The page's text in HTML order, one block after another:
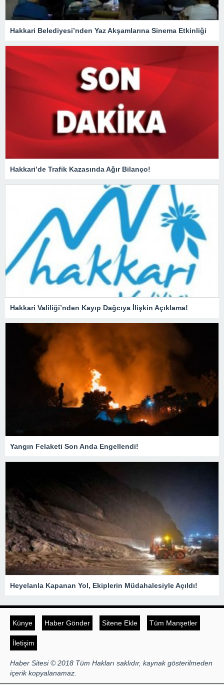
Hakkari Belediyesi’nden Yaz Akşamlarına Sinema Etkinliği
Hakkari’de Trafik Kazasında Ağır Bilanço!
Hakkari Valiliği’nden Kayıp Dağcıya İlişkin Açıklama!
Yangın Felaketi Son Anda Engellendi!
Heyelanla Kapanan Yol, Ekiplerin Müdahalesiyle Açıldı!
Künye Haber Gönder Sitene Ekle Tüm Manşetler
İletişim
Haber Sitesi © 2018 Tüm Hakları saklıdır, kaynak gösterilmeden
içerik kopyalanamaz.